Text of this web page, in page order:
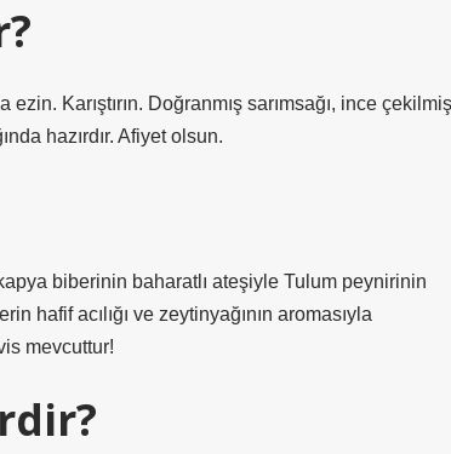
Karıştırın. Doğranmış sarımsağı, ince çekilmiş
hazırdır. Afiyet olsun.
kapya biberinin baharatlı ateşiyle Tulum peynirinin
hafif acılığı ve zeytinyağının aromasıyla
mevcuttur!